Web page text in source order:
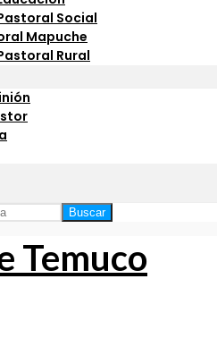
Social
Mapuche
Rural
Buscar